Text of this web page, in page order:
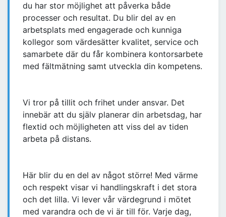
du har stor möjlighet att påverka både
processer och resultat. Du blir del av en
arbetsplats med engagerade och kunniga
kollegor som värdesätter kvalitet, service och
samarbete där du får kombinera kontorsarbete
med fältmätning samt utveckla din kompetens.
Vi tror på tillit och frihet under ansvar. Det
innebär att du själv planerar din arbetsdag, har
flextid och möjligheten att viss del av tiden
arbeta på distans.
Här blir du en del av något större! Med värme
och respekt visar vi handlingskraft i det stora
och det lilla. Vi lever vår värdegrund i mötet
med varandra och de vi är till för. Varje dag,